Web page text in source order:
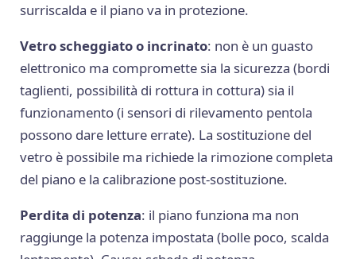
surriscalda e il piano va in protezione.
Vetro scheggiato o incrinato: non è un guasto
elettronico ma compromette sia la sicurezza (bordi
taglienti, possibilità di rottura in cottura) sia il
funzionamento (i sensori di rilevamento pentola
possono dare letture errate). La sostituzione del
vetro è possibile ma richiede la rimozione completa
del piano e la calibrazione post-sostituzione.
Perdita di potenza: il piano funziona ma non
raggiunge la potenza impostata (bolle poco, scalda